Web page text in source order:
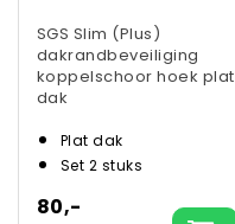
SGS Slim (Plus)
dakrandbeveiliging
koppelschoor hoek plat
dak
Plat dak
Set 2 stuks
80,-